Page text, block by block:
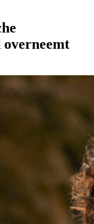
overneemt